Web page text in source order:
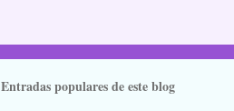
Entradas populares de este blog